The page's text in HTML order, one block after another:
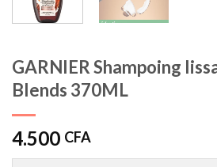
GARNIER Shampoing
Blends 370ML
4.500 CFA